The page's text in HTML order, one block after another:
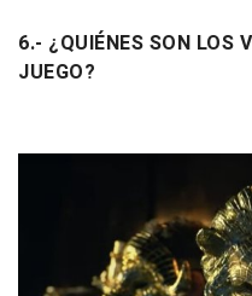
6.- ¿QUIÉNES SON LOS
JUEGO?